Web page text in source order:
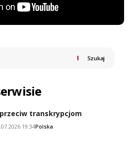
Szukaj
transkrypcjom
19:34Polska